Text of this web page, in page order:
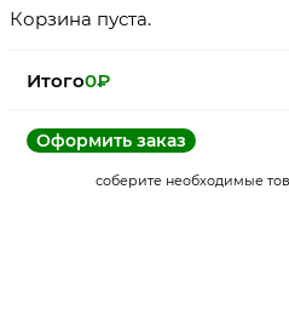
Корзина пуста.
Итого0₽
Оформить заказ
соберите необходимые